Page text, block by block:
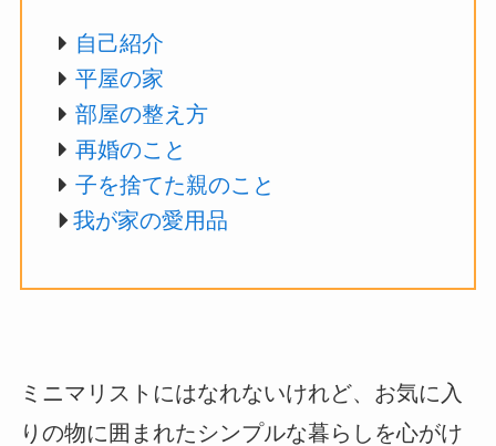
自己紹介
平屋の家
部屋の整え方
再婚のこと
子を捨てた親のこと
我が家の愛用品
ミニマリストにはなれないけれど、お気に入
りの物に囲まれたシンプルな暮らしを心がけ